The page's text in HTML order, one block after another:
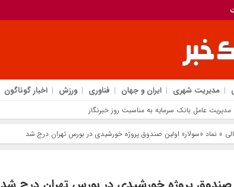
مدیریت شهری ایران و جهان فناوری ورزش اخبار گوناگون
عامل بانک سرمایه به مناسبت روز خبرنگار
» نماد «سولار» اولین صندوق پروژه خورشیدی در بورس تهران درج شد